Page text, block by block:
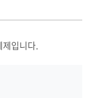
입니다.